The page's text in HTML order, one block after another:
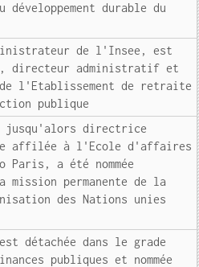
durable du
de l'Insee, est
directeur administratif et
l'Etablissement de retraite
publique
jusqu'alors directrice
affilée à l'Ecole d'affaires
Paris, a été nommée
permanente de la
des Nations unies
est détachée dans le grade
publiques et nommée